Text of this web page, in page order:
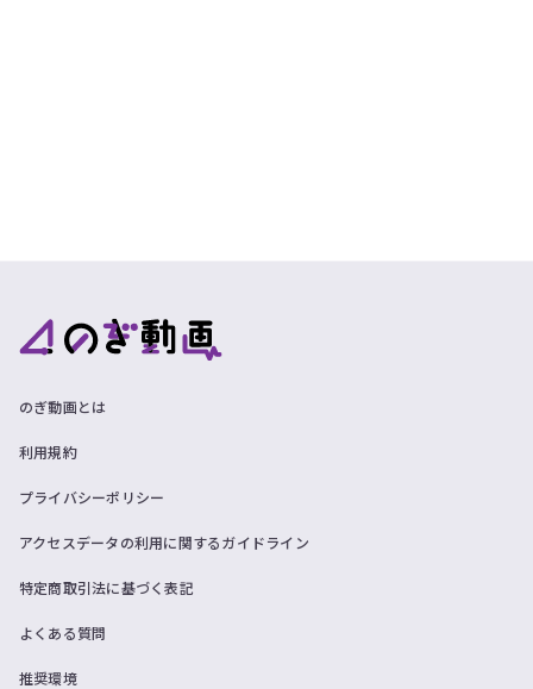
のぎ動画とは
利用規約
プライバシーポリシー
アクセスデータの利用に関するガイドライン
特定商取引法に基づく表記
よくある質問
推奨環境